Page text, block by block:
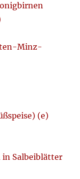
Minz-
(e)
in Salbeiblätter